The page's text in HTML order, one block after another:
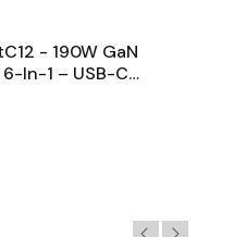
- 190W GaN
In-1 – USB-C